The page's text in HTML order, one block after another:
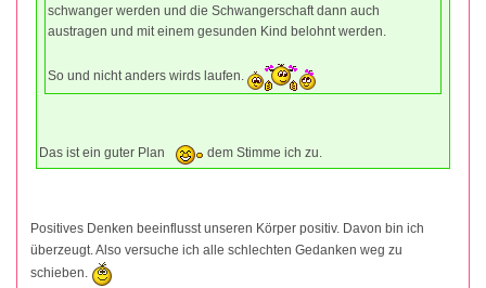
schwanger werden und die Schwangerschaft dann auch
austragen und mit einem gesunden Kind belohnt werden.
So und nicht anders wirds laufen.
Das ist ein guter Plan dem Stimme ich zu.
Positives Denken beeinflusst unseren Körper positiv. Davon bin ich
überzeugt. Also versuche ich alle schlechten Gedanken weg zu
schieben.